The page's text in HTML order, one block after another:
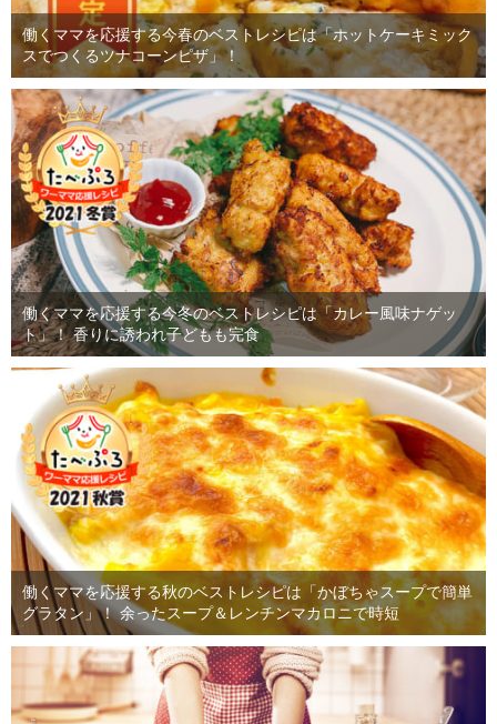
働くママを応援する今春のベストレシピは「ホットケーキミック
スでつくるツナコーンピザ」！
働くママを応援する今冬のベストレシピは「カレー風味ナゲッ
ト」！ 香りに誘われ子どもも完食
働くママを応援する秋のベストレシピは「かぼちゃスープで簡単
グラタン」！ 余ったスープ＆レンチンマカロニで時短